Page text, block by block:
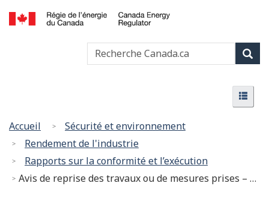
Passer
au
contenu
principal
Version
HTML
simplifiée
l’énergie
du
Canada
Vous
êtes
ici
Accueil
Sécurité et environnement
Rendement de l'industrie
Rapports sur la conformité et l’exécution
Avis de reprise des travaux ou de mesures prises – Blue Tec Construction Inc. – Ordonnance PRY-001-2023